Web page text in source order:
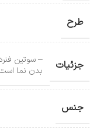
طرح
جزئیات
– سوتین
بدن نما
جنس